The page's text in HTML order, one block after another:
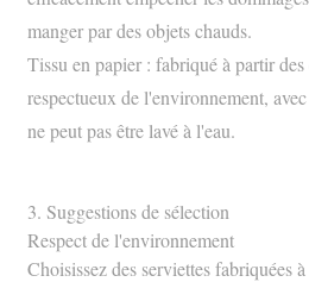
manger par des objets chauds.
Tissu en papier : fabriqué à partir
respectueux de l'environnement,
ne peut pas être lavé à l'eau.
3. Suggestions de sélection
Respect de l'environnement
Choisissez des serviettes fabriquées